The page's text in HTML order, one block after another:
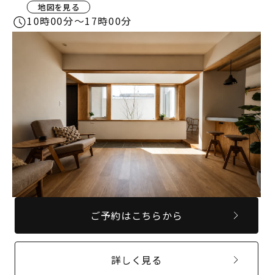
地図を見る
10時00分〜17時00分
ご予約はこちらから
詳しく見る